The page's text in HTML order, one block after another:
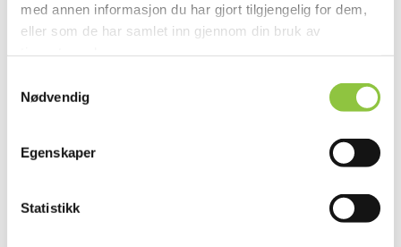
med annen informasjon du har gjort tilgjengelig for dem,
eller som de har samlet inn gjennom din bruk av
Nødvendig
Egenskaper
Statistikk
INN PÅ TUNET HAUGAPLASSAN
Nesbyen Buskerud
KJØSTELSLIEN